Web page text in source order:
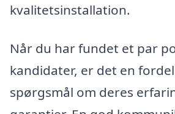
kvalitetsinstallation.
Når du har fundet et par
kandidater, er det en
spørgsmål om deres